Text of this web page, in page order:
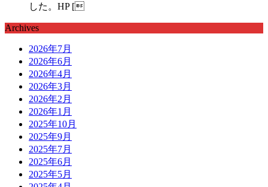
した。HP [
Archives
2026年7月
2026年6月
2026年4月
2026年3月
2026年2月
2026年1月
2025年10月
2025年9月
2025年7月
2025年6月
2025年5月